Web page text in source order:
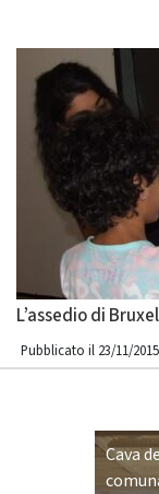
L’assedio di
Pubblicato il 23/11/2015
Cava